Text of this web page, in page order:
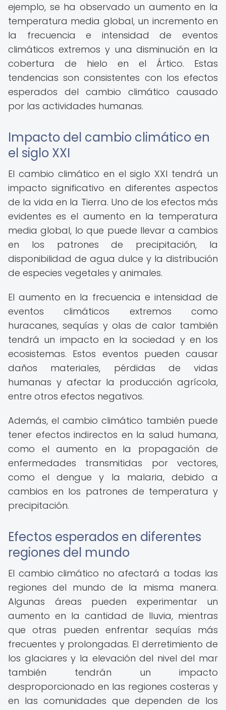
ejemplo, se ha observado un aumento en la
temperatura media global, un incremento en
la frecuencia e intensidad de eventos
climáticos extremos y una disminución en la
cobertura de hielo en el Ártico. Estas
tendencias son consistentes con los efectos
esperados del cambio climático causado
por las actividades humanas.
Impacto del cambio climático en
el siglo XXI
El cambio climático en el siglo XXI tendrá un
impacto significativo en diferentes aspectos
de la vida en la Tierra. Uno de los efectos más
evidentes es el aumento en la temperatura
media global, lo que puede llevar a cambios
en los patrones de precipitación, la
disponibilidad de agua dulce y la distribución
de especies vegetales y animales.
El aumento en la frecuencia e intensidad de
eventos climáticos extremos como
huracanes, sequías y olas de calor también
tendrá un impacto en la sociedad y en los
ecosistemas. Estos eventos pueden causar
daños materiales, pérdidas de vidas
humanas y afectar la producción agrícola,
entre otros efectos negativos.
Además, el cambio climático también puede
tener efectos indirectos en la salud humana,
como el aumento en la propagación de
enfermedades transmitidas por vectores,
como el dengue y la malaria, debido a
cambios en los patrones de temperatura y
precipitación.
Efectos esperados en diferentes
regiones del mundo
El cambio climático no afectará a todas las
regiones del mundo de la misma manera.
Algunas áreas pueden experimentar un
aumento en la cantidad de lluvia, mientras
que otras pueden enfrentar sequías más
frecuentes y prolongadas. El derretimiento de
los glaciares y la elevación del nivel del mar
también tendrán un impacto
desproporcionado en las regiones costeras y
en las comunidades que dependen de los